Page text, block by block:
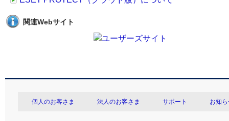
関連Webサイト
個人のお客さま 法人のお客さま サポート お知